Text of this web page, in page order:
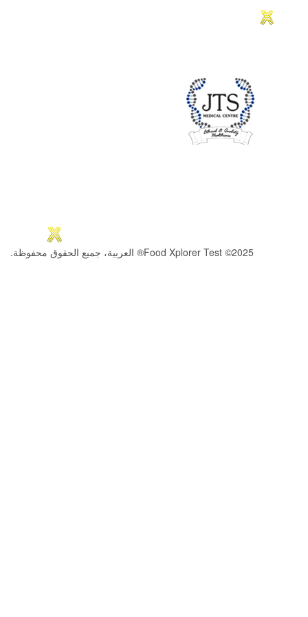
2025© Food Xplorer Test® العربية، جميع الحقوق محفوظة.